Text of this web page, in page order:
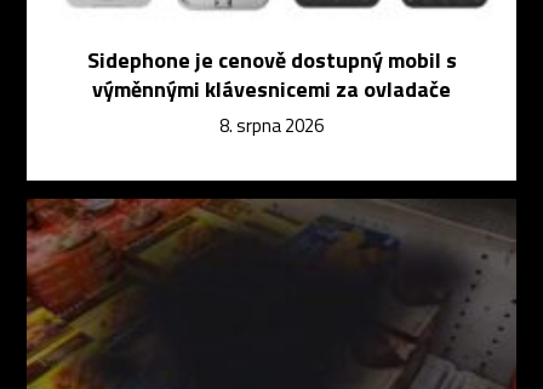
Sidephone je cenově dostupný mobil s
výměnnými klávesnicemi za ovladače
8. srpna 2026